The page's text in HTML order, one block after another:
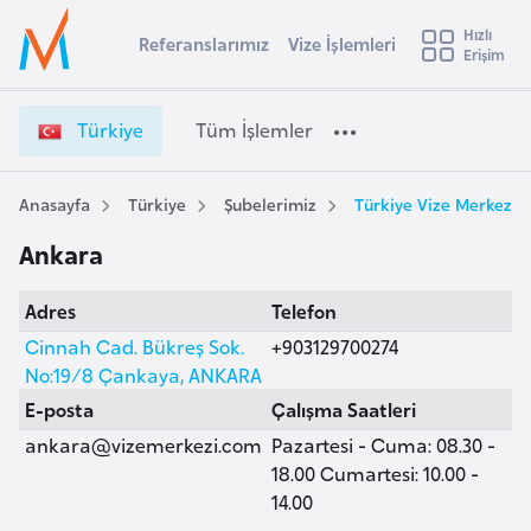
Ülke Seçimi
Başvuru yapmak istediğiniz ülkeyi seçin
Üye
Girişi
ü
k
i
y
e
İ
l
e
e
Referanslarımız Vize İşlemleri
Hızlı
Erişim
Türkiye Tüm İşlemler
Anasayfa Türkiye Şubelerimiz Türkiye Vize Merkezi,
Ankara
Adres
Cinnah Cad. Bükreş Sok.
No:19/8 Çankaya, ANKARA
Telefon
+903129700274
E-posta
ankara@vizemerkezi.com
Çalışma Saatleri
Pazartesi - Cuma: 08.30 -
18.00 Cumartesi: 10.00 -
14.00
s
t
r
a
v
u
s
t
u